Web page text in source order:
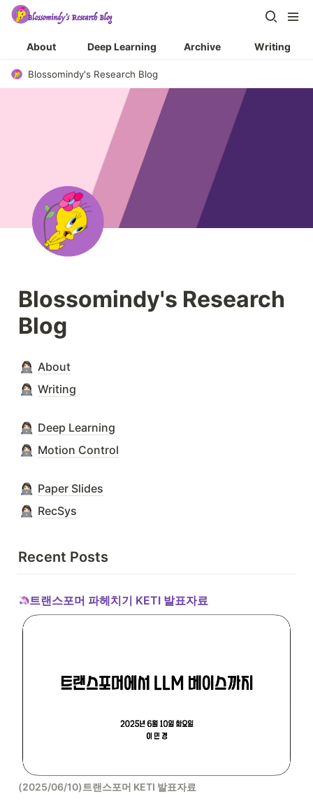
About Deep Learning Archive Writing
Blossomindy's Research Blog
Blossomindy's Research
Blog
About
Writing
Deep Learning
Motion Control
Paper Slides
RecSys
Recent Posts
트랜스포머 파헤치기 KETI 발표자료
(2025/06/10)트랜스포머 KETI 발표자료